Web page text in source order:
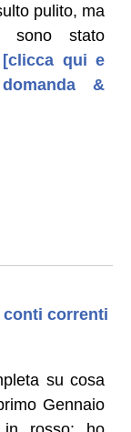
pulito, ma
sono stato
[clicca qui e
&
correnti
su cosa
Gennaio